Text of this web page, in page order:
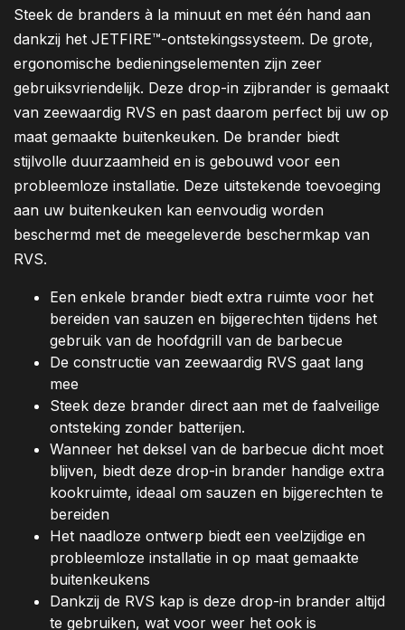
Steek de branders à la minuut en met één hand aan
dankzij het JETFIRE™-ontstekingssysteem. De grote,
ergonomische bedieningselementen zijn zeer
gebruiksvriendelijk. Deze drop-in zijbrander is gemaakt
van zeewaardig RVS en past daarom perfect bij uw op
maat gemaakte buitenkeuken. De brander biedt
stijlvolle duurzaamheid en is gebouwd voor een
probleemloze installatie. Deze uitstekende toevoeging
aan uw buitenkeuken kan eenvoudig worden
beschermd met de meegeleverde beschermkap van
RVS.
Een enkele brander biedt extra ruimte voor het
bereiden van sauzen en bijgerechten tijdens het
gebruik van de hoofdgrill van de barbecue
De constructie van zeewaardig RVS gaat lang
mee
Steek deze brander direct aan met de faalveilige
ontsteking zonder batterijen.
Wanneer het deksel van de barbecue dicht moet
blijven, biedt deze drop-in brander handige extra
kookruimte, ideaal om sauzen en bijgerechten te
bereiden
Het naadloze ontwerp biedt een veelzijdige en
probleemloze installatie in op maat gemaakte
buitenkeukens
Dankzij de RVS kap is deze drop-in brander altijd
te gebruiken, wat voor weer het ook is